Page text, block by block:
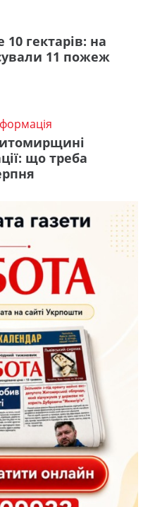
гектарів: на
11 пожеж
що треба